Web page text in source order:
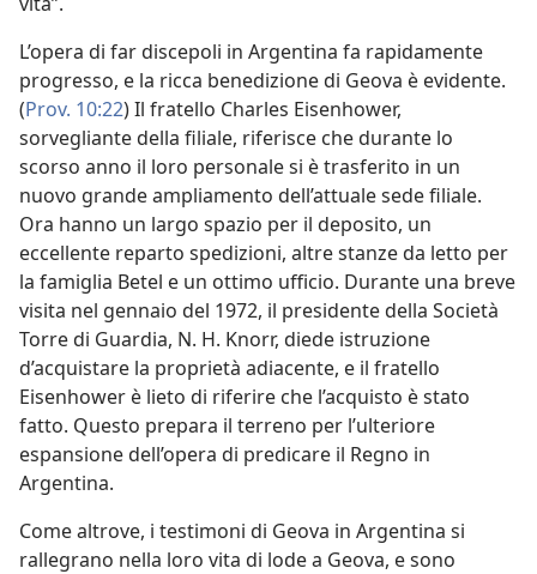
L’opera di far discepoli in Argentina fa rapidamente
progresso, e la ricca benedizione di Geova è evidente.
(Prov. 10:22) Il fratello Charles Eisenhower,
sorvegliante della filiale, riferisce che durante lo
scorso anno il loro personale si è trasferito in un
nuovo grande ampliamento dell’attuale sede filiale.
Ora hanno un largo spazio per il deposito, un
eccellente reparto spedizioni, altre stanze da letto per
la famiglia Betel e un ottimo ufficio. Durante una breve
visita nel gennaio del 1972, il presidente della Società
Torre di Guardia, N. H. Knorr, diede istruzione
d’acquistare la proprietà adiacente, e il fratello
Eisenhower è lieto di riferire che l’acquisto è stato
fatto. Questo prepara il terreno per l’ulteriore
espansione dell’opera di predicare il Regno in
Argentina.
Come altrove, i testimoni di Geova in Argentina si
rallegrano nella loro vita di lode a Geova, e sono